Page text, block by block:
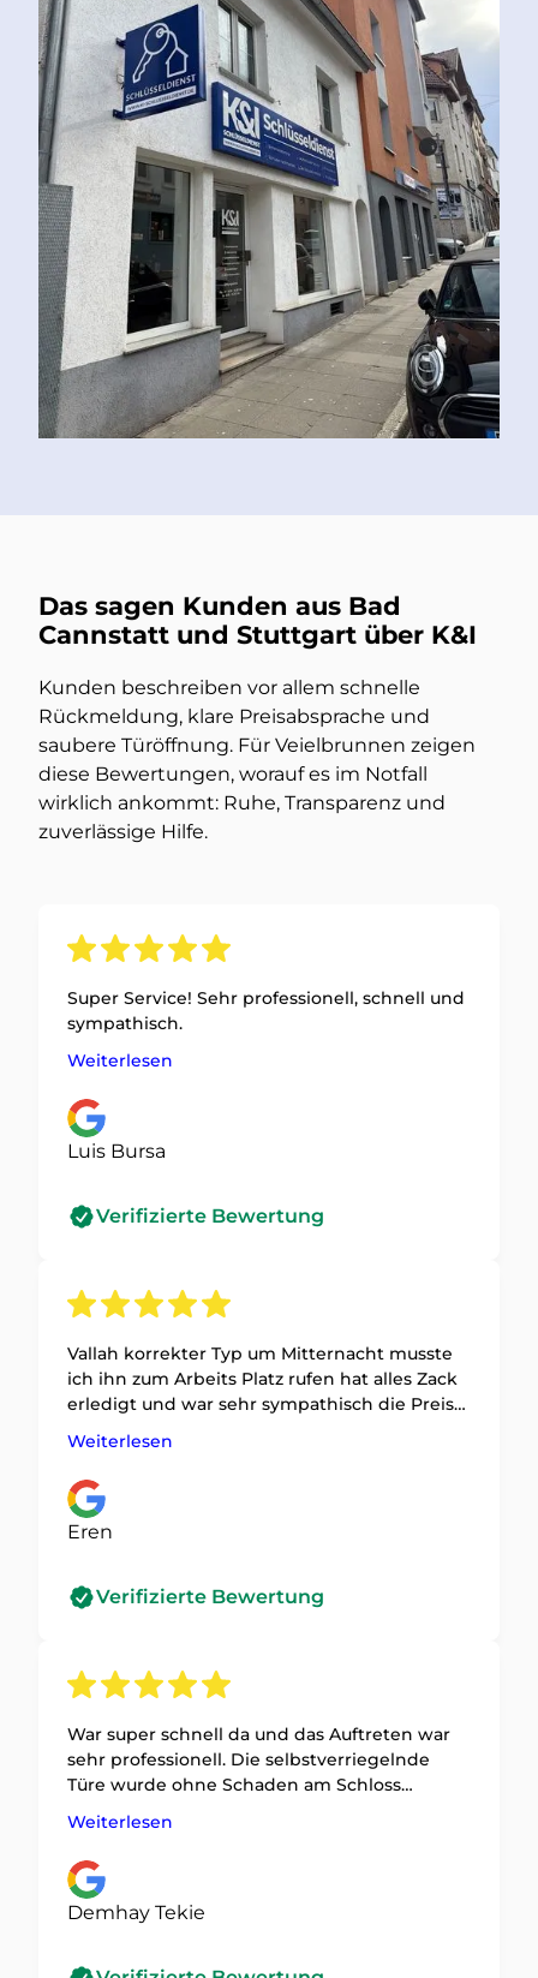
Das sagen Kunden aus Bad
Cannstatt und Stuttgart über K&I
Kunden beschreiben vor allem schnelle
Rückmeldung, klare Preisabsprache und
saubere Türöffnung. Für Veielbrunnen zeigen
diese Bewertungen, worauf es im Notfall
wirklich ankommt: Ruhe, Transparenz und
zuverlässige Hilfe.
Super Service! Sehr professionell, schnell und
sympathisch.
Weiterlesen
Luis Bursa
Verifizierte Bewertung
Vallah korrekter Typ um Mitternacht musste
ich ihn zum Arbeits Platz rufen hat alles Zack
erledigt und war sehr sympathisch die Preise
sind auch Bombe 100% weiterzu empfehlen
Weiterlesen
Eren
Verifizierte Bewertung
War super schnell da und das Auftreten war
sehr professionell. Die selbstverriegelnde
Türe wurde ohne Schaden am Schloss
geöffnet! Vielen Dank an das Team von K&I
Türöffnung über den Türspion
Weiterlesen
Demhay Tekie